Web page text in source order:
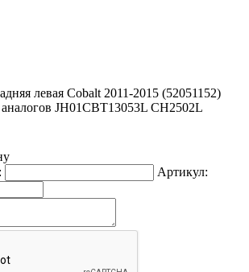
левая Cobalt 2011-2015 (52051152)
JH01CBT13053L CH2502L
Артикул: